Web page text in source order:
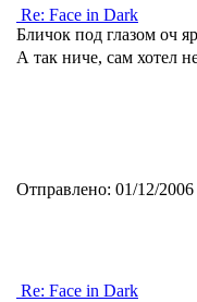
Re: Face in Dark
Бличок под глазом оч
А так ниче, сам хотел
Отправлено: 01/12/
Re: Face in Dark